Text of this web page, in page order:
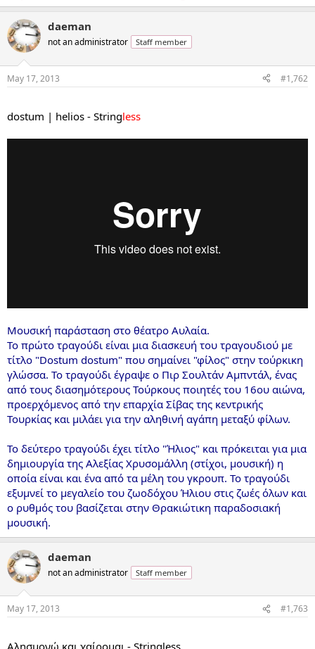
daeman
not an administrator Staff member
May 17, 2013 #1,762
dostum | helios - Stringless
Μουσική παράσταση στο θέατρο Αυλαία.
Το πρώτο τραγούδι είναι μια διασκευή του τραγουδιού με
τίτλο "Dostum dostum" που σημαίνει "φίλος" στην τούρκικη
γλώσσα. Το τραγούδι έγραψε ο Πιρ Σουλτάν Αμπντάλ, ένας
από τους διασημότερους Τούρκους ποιητές του 16ου αιώνα,
προερχόμενος από την επαρχία Σίβας της κεντρικής
Τουρκίας και μιλάει για την αληθινή αγάπη μεταξύ φίλων.
Το δεύτερο τραγούδι έχει τίτλο "Ήλιος" και πρόκειται για μια
δημιουργία της Αλεξίας Χρυσομάλλη (στίχοι, μουσική) η
οποία είναι και ένα από τα μέλη του γκρουπ. Το τραγούδι
εξυμνεί το μεγαλείο του ζωοδόχου Ήλιου στις ζωές όλων και
ο ρυθμός του βασίζεται στην Θρακιώτικη παραδοσιακή
μουσική.
daeman
not an administrator Staff member
May 17, 2013 #1,763
Αλησμονώ και χαίρομαι - Stringless